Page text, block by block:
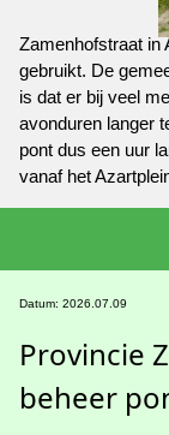
Zamenhofstraat in
gebruikt. De
is dat er bij veel
avonduren langer
pont dus een uur
vanaf het
Datum: 2026.07.09
Provincie
beheer